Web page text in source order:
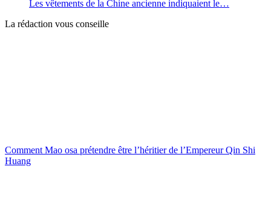
Les vêtements de la Chine ancienne indiquaient le…
La rédaction vous conseille
Comment Mao osa prétendre être l’héritier de l’Empereur Qin Shi
Huang